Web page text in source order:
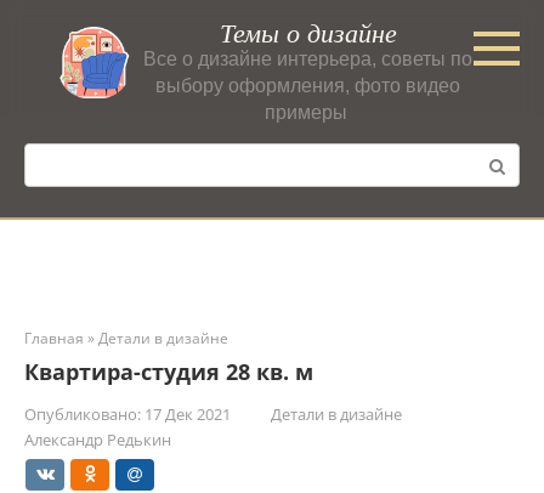
контенту
Темы о дизайне
Все о дизайне интерьера, советы по
выбору оформления, фото видео
примеры
Поиск:
Главная »Детали в дизайне
Квартира-студия 28 кв. м
Опубликовано: 17 Дек 2021
Детали в дизайне
Александр Редькин